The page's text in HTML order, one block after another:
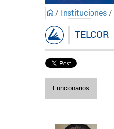
/ Instituciones/
TELCOR
Funcionarios